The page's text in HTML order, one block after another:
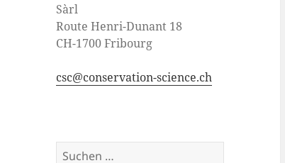
Sàrl
Route Henri-Dunant 18
CH-1700 Fribourg
csc@conservation-science.ch
Suche